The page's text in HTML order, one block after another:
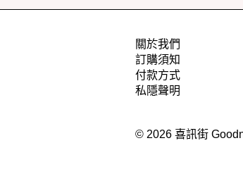
關於我們
訂購須知
付款方式
私隱聲明
© 2026 喜訊街